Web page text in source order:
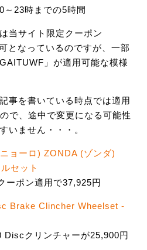
ン＆セール
安情報
～23時までの5時間
当サイト限定クーポン
となっているのですが、一部
」が適用可能な模様
事を書いている時点では適用
で、途中で変更になる可能性
いません・・・。
ョーロ) ZONDA (ゾンダ)
セット
ーポン適用で37,925円
Brake Clincher Wheelset -
Discクリンチャーが25,900円